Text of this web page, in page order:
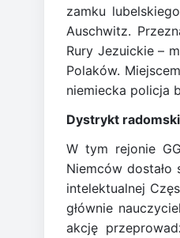
zamku
Auschwitz.
Rury Jezuickie –
Polaków.
niemiecka policja
Dystrykt radomski
W tym rejonie
Niemców
intelektualnej
głównie
akcję